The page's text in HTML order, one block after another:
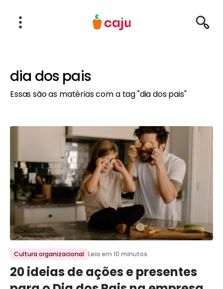
Menu Principal
Abrir Menu
dia dos pais
Essas são as matérias com a tag "dia dos pais"
Cultura organizacional Leia em 10 minutos
20 ideias de ações e presentes